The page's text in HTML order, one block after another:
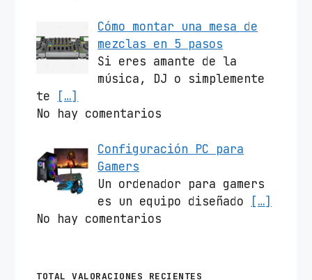
Cómo montar una mesa de
mezclas en 5 pasos
Si eres amante de la
música, DJ o simplemente
te
[…]
No hay comentarios
Configuración PC para
Gamers
Un ordenador para gamers
es un equipo diseñado
[…]
No hay comentarios
TOTAL VALORACIONES RECIENTES